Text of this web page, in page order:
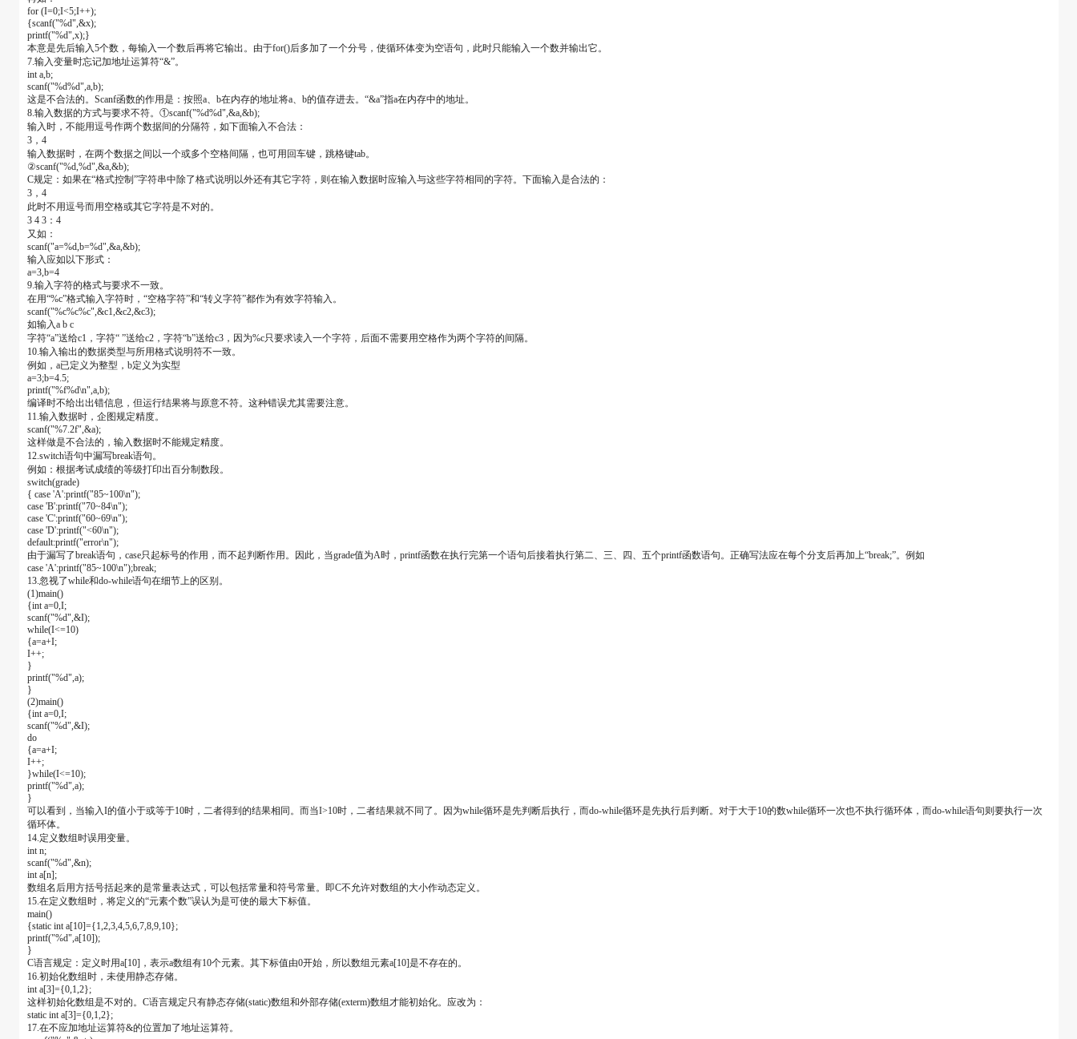
for (I=0;I<5;I++);
{scanf("%d",&x);
printf("%d",x);}
本意是先后输入5个数，每输入一个数后再将它输出。由于for()后多加了一个分号，使循环体变为空语句，此时只能输入一个数并输出它。
7.输入变量时忘记加地址运算符“&”。
int a,b;
scanf("%d%d",a,b);
这是不合法的。Scanf函数的作用是：按照a、b在内存的地址将a、b的值存进去。“&a”指a在内存中的地址。
8.输入数据的方式与要求不符。①scanf("%d%d",&a,&b);
输入时，不能用逗号作两个数据间的分隔符，如下面输入不合法：
3，4
输入数据时，在两个数据之间以一个或多个空格间隔，也可用回车键，跳格键tab。
②scanf("%d,%d",&a,&b);
C规定：如果在“格式控制”字符串中除了格式说明以外还有其它字符，则在输入数据时应输入与这些字符相同的字符。下面输入是合法的：
3，4
此时不用逗号而用空格或其它字符是不对的。
3 4 3：4
又如：
scanf("a=%d,b=%d",&a,&b);
输入应如以下形式：
a=3,b=4
9.输入字符的格式与要求不一致。
在用“%c”格式输入字符时，“空格字符”和“转义字符”都作为有效字符输入。
scanf("%c%c%c",&c1,&c2,&c3);
如输入a b c
字符“a”送给c1，字符“ ”送给c2，字符“b”送给c3，因为%c只要求读入一个字符，后面不需要用空格作为两个字符的间隔。
10.输入输出的数据类型与所用格式说明符不一致。
例如，a已定义为整型，b定义为实型
a=3;b=4.5;
printf("%f%d\n",a,b);
编译时不给出出错信息，但运行结果将与原意不符。这种错误尤其需要注意。
11.输入数据时，企图规定精度。
scanf("%7.2f",&a);
这样做是不合法的，输入数据时不能规定精度。
12.switch语句中漏写break语句。
例如：根据考试成绩的等级打印出百分制数段。
switch(grade)
{ case 'A':printf("85~100\n");
case 'B':printf("70~84\n");
case 'C':printf("60~69\n");
case 'D':printf("<60\n");
default:printf("error\n");
由于漏写了break语句，case只起标号的作用，而不起判断作用。因此，当grade值为A时，printf函数在执行完第一个语句后接着执行第二、三、四、五个printf函数语句。正确写法应在每个分支后再加上“break;”。例如
case 'A':printf("85~100\n");break;
13.忽视了while和do-while语句在细节上的区别。
(1)main()
{int a=0,I;
scanf("%d",&I);
while(I<=10)
{a=a+I;
I++;
}
printf("%d",a);
}
(2)main()
{int a=0,I;
scanf("%d",&I);
do
{a=a+I;
I++;
}while(I<=10);
printf("%d",a);
}
可以看到，当输入I的值小于或等于10时，二者得到的结果相同。而当I>10时，二者结果就不同了。因为while循环是先判断后执行，而do-while循环是先执行后判断。对于大于10的数while循环一次也不执行循环体，而do-while语句则要执行一次
循环体。
14.定义数组时误用变量。
int n;
scanf("%d",&n);
int a[n];
数组名后用方括号括起来的是常量表达式，可以包括常量和符号常量。即C不允许对数组的大小作动态定义。
15.在定义数组时，将定义的“元素个数”误认为是可使的最大下标值。
main()
{static int a[10]={1,2,3,4,5,6,7,8,9,10};
printf("%d",a[10]);
}
C语言规定：定义时用a[10]，表示a数组有10个元素。其下标值由0开始，所以数组元素a[10]是不存在的。
16.初始化数组时，未使用静态存储。
int a[3]={0,1,2};
这样初始化数组是不对的。C语言规定只有静态存储(static)数组和外部存储(exterm)数组才能初始化。应改为：
static int a[3]={0,1,2};
17.在不应加地址运算符&的位置加了地址运算符。